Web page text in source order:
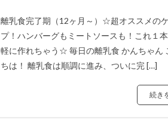
離乳食完了期（12ヶ月～）☆超オススメの
プ！ハンバーグもミートソースも！これ１
軽に作れちゃう☆ 毎日の離乳食 かんちゃん
ちは！ 離乳食は順調に進み、ついに完 […]
続き